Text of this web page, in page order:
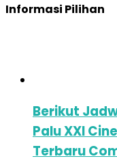
Informasi Pilihan
Berikut
Palu XXI
Terbaru